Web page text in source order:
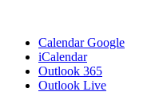
Calendar Google
iCalendar
Outlook 365
Outlook Live